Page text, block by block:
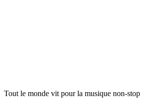
Tout le monde vit pour la musique non-stop